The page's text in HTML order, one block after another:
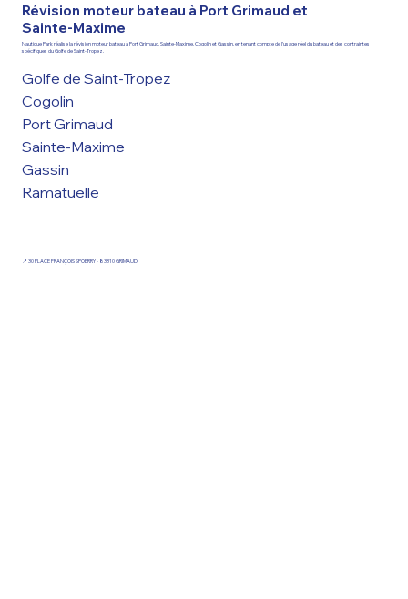
Révision moteur bateau à Port Grimaud et
Sainte-Maxime
Nautique Park réalise la révision moteur bateau à Port Grimaud, Sainte-Maxime, Cogolin et Gassin, en tenant compte de l’usage réel du bateau et des contraintes
spécifiques du Golfe de Saint-Tropez.
Golfe de Saint-Tropez
Cogolin
Port Grimaud
Sainte-Maxime
Gassin
Ramatuelle
📍 30 PLACE FRANÇOIS SPOERRY - 83310 GRIMAUD